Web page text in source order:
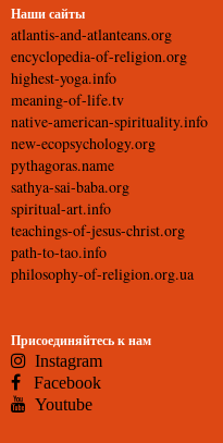
Наши сайты
atlantis-and-atlanteans.org
encyclopedia-of-religion.org
highest-yoga.info
meaning-of-life.tv
native-american-spirituality.info
new-ecopsychology.org
pythagoras.name
sathya-sai-baba.org
spiritual-art.info
teachings-of-jesus-christ.org
path-to-tao.info
philosophy-of-religion.org.ua
Присоединяйтесь к нам
Instagram
Facebook
Youtube